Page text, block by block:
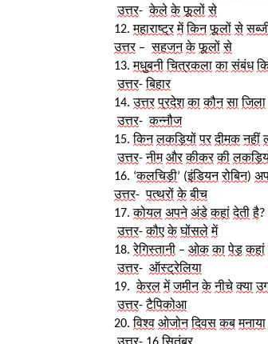
उत्तर- केले के फूलों से
12. महाराष्ट्र में किन फूलों से
उत्तर – सहजन के फूलों से
13. मधुबनी चित्रकला का संबंध
उत्तर- बिहार
14. उत्तर प्रदेश का कौन सा जिला
उत्तर- कन्नौज
15. किन लकड़ियों पर दीमक नहीं
उत्तर- नीम और कीकर की
16. ‘कलचिड़ी’ (इंडियन रोबिन)
उत्तर- पत्थरों के बीच
17. कोयल अपने अंडे कहां देती है?
उत्तर- कौए के घोंसले में
18. रेगिस्तानी – ओक का पेड़ कहां
उत्तर- ऑस्ट्रेलिया
19. केरल में जमीन के नीचे क्या
उत्तर- टैपिकोआ
20. विश्व ओजोन दिवस कब मनाया